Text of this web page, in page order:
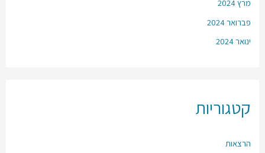
מרץ 2024
פברואר 2024
ינואר 2024
קטגוריות
הרצאות